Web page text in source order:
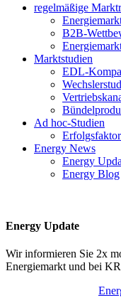
regelmäßige
B2B-
Marktstudien
EDL-
Ad hoc-Studien
Energy News
Energy
Energy Blog
Energy Update
Wir informieren Sie 2x
Energiemarkt und bei